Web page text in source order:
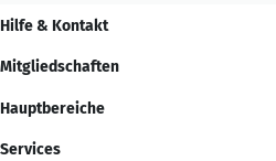
Hilfe & Kontakt
Mitgliedschaften
Hauptbereiche
Services